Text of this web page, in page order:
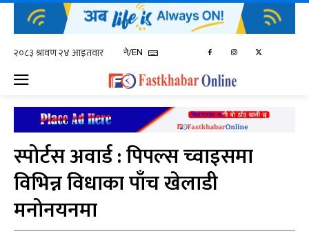
ने/EN
स्पोर्टस अवार्ड : पिपल्स च्वाइसमा
विभिन्न विधाका पाँच खेलाडी
मनोनयनमा